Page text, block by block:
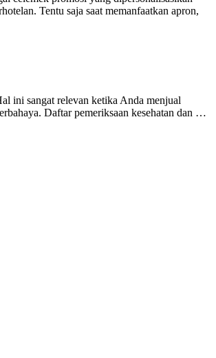
Tentu saja saat memanfaatkan apron,
ini sangat relevan ketika Anda menjual
Daftar pemeriksaan kesehatan dan …